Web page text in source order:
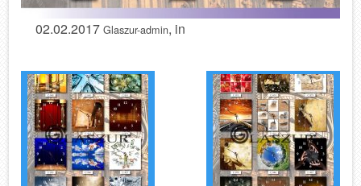
02.02.2017 Glaszur-admin, in